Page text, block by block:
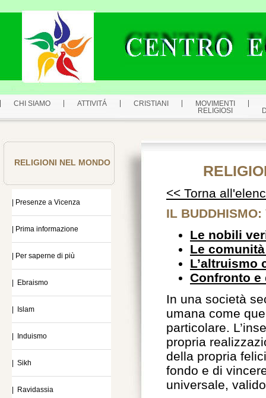
CHI SIAMO ATTIVITÁ CRISTIANI
MOVIMENTI
RELIGIOSI
RELIGIONI NEL MONDO
| Presenze a Vicenza
| Prima informazione
| Per saperne di più
| Ebraismo
| Islam
| Induismo
| Sikh
| Ravidassia
<< Torna
IL
Le nobili
Le
L’altruismo
Confronto e
In una società
umana come
particolare.
propria
della propria
fondo e di
universale,